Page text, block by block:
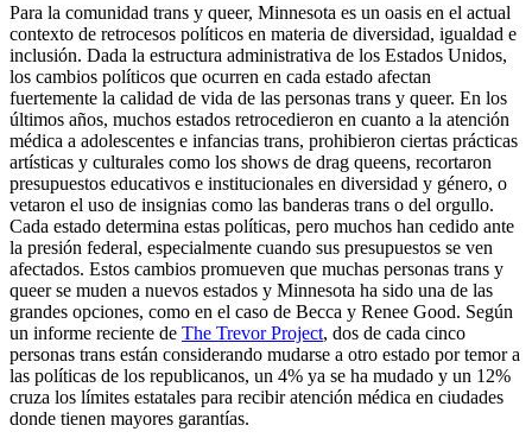
Para la comunidad trans y queer, Minnesota es un oasis en el actual
contexto de retrocesos políticos en materia de diversidad, igualdad e
inclusión. Dada la estructura administrativa de los Estados Unidos,
los cambios políticos que ocurren en cada estado afectan
fuertemente la calidad de vida de las personas trans y queer. En los
últimos años, muchos estados retrocedieron en cuanto a la atención
médica a adolescentes e infancias trans, prohibieron ciertas prácticas
artísticas y culturales como los shows de drag queens, recortaron
presupuestos educativos e institucionales en diversidad y género, o
vetaron el uso de insignias como las banderas trans o del orgullo.
Cada estado determina estas políticas, pero muchos han cedido ante
la presión federal, especialmente cuando sus presupuestos se ven
afectados. Estos cambios promueven que muchas personas trans y
queer se muden a nuevos estados y Minnesota ha sido una de las
grandes opciones, como en el caso de Becca y Renee Good. Según
un informe reciente de The Trevor Project, dos de cada cinco
personas trans están considerando mudarse a otro estado por temor a
las políticas de los republicanos, un 4% ya se ha mudado y un 12%
cruza los límites estatales para recibir atención médica en ciudades
donde tienen mayores garantías.